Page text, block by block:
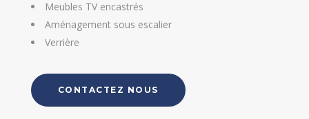
Meubles TV encastrés
Aménagement sous escalier
Verrière
CONTACTEZ NOUS